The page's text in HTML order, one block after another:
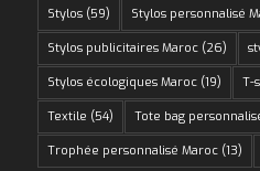
Stylos(59) Stylos personnalisé
Stylos publicitaires Maroc(26)
Stylos écologiques Maroc(19) T-
Textile (54) Tote bag
Trophée personnalisé Maroc(13)